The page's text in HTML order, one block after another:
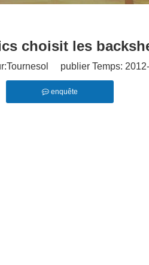
choisit les
publier Temps:
enquête